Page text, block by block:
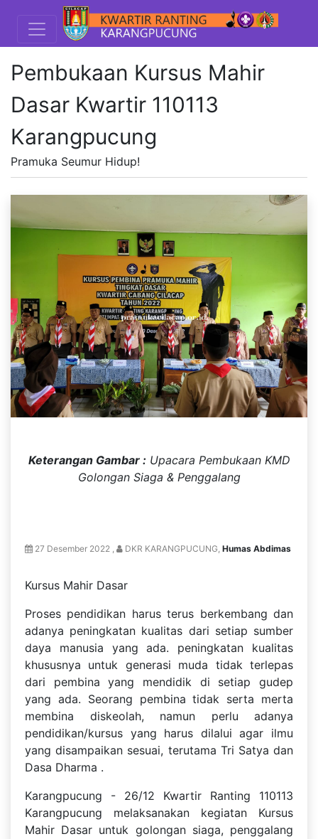
Pembukaan Kursus Mahir
Dasar Kwartir 110113
Karangpucung
Pramuka Seumur Hidup!
Keterangan Gambar :Upacara Pembukaan KMD
Golongan Siaga & Penggalang
27 Desember 2022 , DKR KARANGPUCUNG, Humas Abdimas
Kursus Mahir Dasar
Proses pendidikan harus terus berkembang dan
adanya peningkatan kualitas dari setiap sumber
daya manusia yang ada. peningkatan kualitas
khususnya untuk generasi muda tidak terlepas
dari pembina yang mendidik di setiap gudep
yang ada. Seorang pembina tidak serta merta
membina diskeolah, namun perlu adanya
pendidikan/kursus yang harus dilalui agar ilmu
yang disampaikan sesuai, terutama Tri Satya dan
Dasa Dharma .
Karangpucung - 26/12 Kwartir Ranting 110113
Karangpucung melaksanakan kegiatan Kursus
Mahir Dasar untuk golongan siaga, penggalang